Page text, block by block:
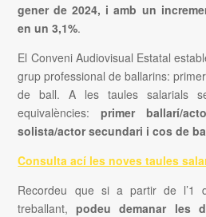
gener de 2024, i amb un
en un 3,1%.
El Conveni Audiovisual Estatal
grup professional de ballarins:
de ball. A les taules salarials
equivalències:primer ballarí/
solista/actor secundari i cos de
Consulta ací les noves taules
Recordeu que si a partir de l’1
treballant,podeu demanar les